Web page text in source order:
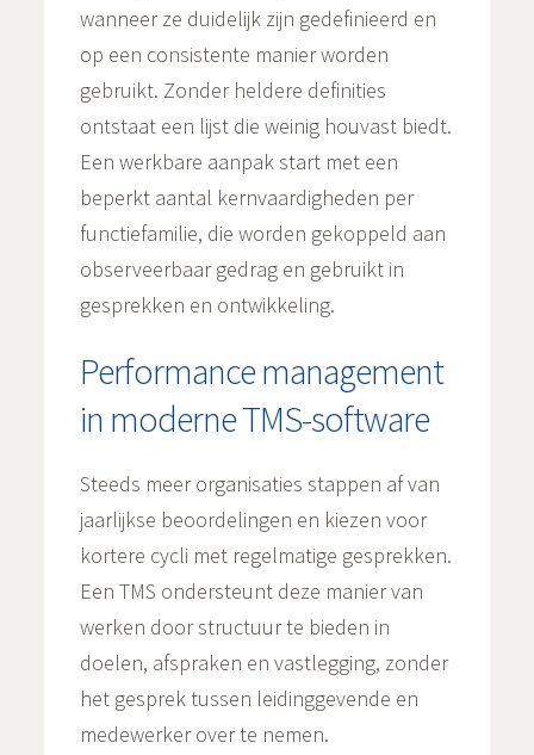
wanneer ze duidelijk zijn gedefinieerd en
op een consistente manier worden
gebruikt. Zonder heldere definities
ontstaat een lijst die weinig houvast biedt.
Een werkbare aanpak start met een
beperkt aantal kernvaardigheden per
functiefamilie, die worden gekoppeld aan
observeerbaar gedrag en gebruikt in
gesprekken en ontwikkeling.
Performance management
in moderne TMS-software
Steeds meer organisaties stappen af van
jaarlijkse beoordelingen en kiezen voor
kortere cycli met regelmatige gesprekken.
Een TMS ondersteunt deze manier van
werken door structuur te bieden in
doelen, afspraken en vastlegging, zonder
het gesprek tussen leidinggevende en
medewerker over te nemen.